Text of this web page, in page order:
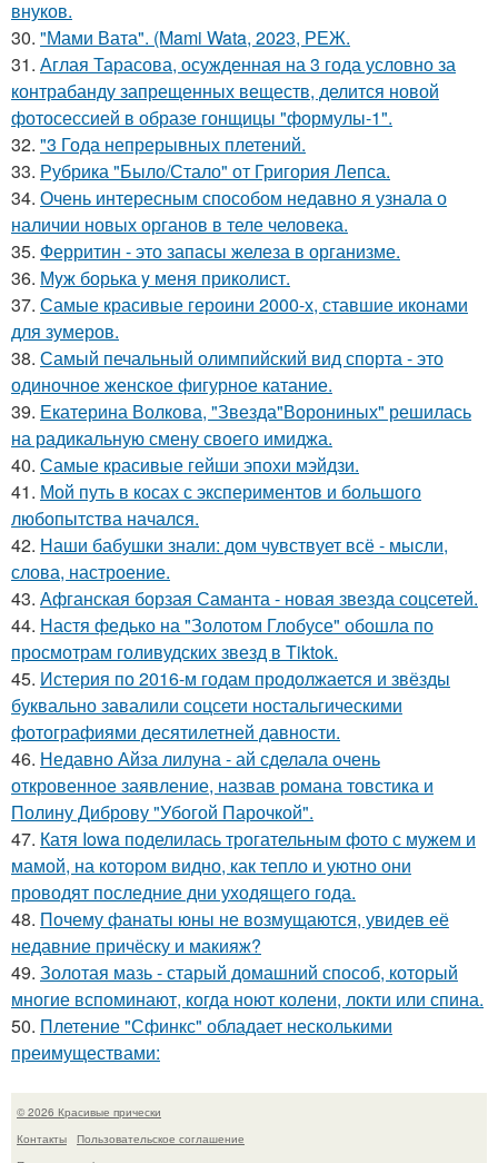
внуков.
30. "Мами Вата". (Mami Wata, 2023, РЕЖ.
31. Аглая Тарасова, осужденная на 3 года условно за
контрабанду запрещенных веществ, делится новой
фотосессией в образе гонщицы "формулы-1".
32. "3 Года непрерывных плетений.
33. Рубрика "Было/Стало" от Григория Лепса.
34. Очень интересным способом недавно я узнала о
наличии новых органов в теле человека.
35. Ферритин - это запасы железа в организме.
36. Мyж борька y меня приколист.
37. Самые красивые героини 2000-х, ставшие иконами
для зумеров.
38. Самый печальный олимпийский вид спорта - это
одиночное женское фигурное катание.
39. Екатерина Волкова, "Звезда"Ворониных" решилась
на радикальную смену своего имиджа.
40. Самые красивые гейши эпохи мэйдзи.
41. Мой путь в косах с экспериментов и большого
любопытства начался.
42. Наши бабушки знали: дом чувствует всё - мысли,
слова, настроение.
43. Афганская борзая Саманта - новая звезда соцсетей.
44. Настя федько на "Золотом Глобусе" обошла по
просмотрам голивудских звезд в Tiktok.
45. Истерия по 2016-м годам продолжается и звёзды
буквально завалили соцсети ностальгическими
фотографиями десятилетней давности.
46. Недавно Айза лилуна - ай сделала очень
откровенное заявление, назвав романа товстика и
Полину Диброву "Убогой Парочкой".
47. Катя Iowa поделилась трогательным фото с мужем и
мамой, на котором видно, как тепло и уютно они
проводят последние дни уходящего года.
48. Почему фанаты юны не возмущаются, увидев её
недавние причёску и макияж?
49. Золотая мазь - старый домашний способ, который
многие вспоминают, когда ноют колени, локти или спина.
50. Плетение "Сфинкс" обладает несколькими
преимуществами:
© 2026 Красивые прически
Контакты
Пользовательское соглашение